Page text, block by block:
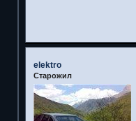
elektro
Старожил